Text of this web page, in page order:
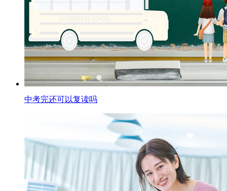
中考完还可以复读吗